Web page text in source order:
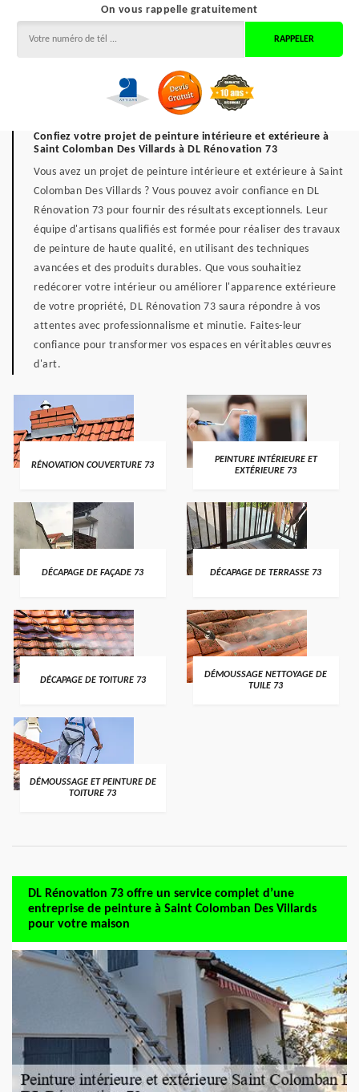
On vous rappelle gratuitement
Confiez votre projet de peinture intérieure et extérieure à
Saint Colomban Des Villards à DL Rénovation 73
Vous avez un projet de peinture intérieure et extérieure à Saint
Colomban Des Villards ? Vous pouvez avoir confiance en DL
Rénovation 73 pour fournir des résultats exceptionnels. Leur
équipe d'artisans qualifiés est formée pour réaliser des travaux
de peinture de haute qualité, en utilisant des techniques
avancées et des produits durables. Que vous souhaitiez
redécorer votre intérieur ou améliorer l'apparence extérieure
de votre propriété, DL Rénovation 73 saura répondre à vos
attentes avec professionnalisme et minutie. Faites-leur
confiance pour transformer vos espaces en véritables œuvres
d'art.
RÉNOVATION COUVERTURE 73
PEINTURE INTÉRIEURE ET
EXTÉRIEURE 73
DÉCAPAGE DE FAÇADE 73 DÉCAPAGE DE TERRASSE 73
DÉCAPAGE DE TOITURE 73
DÉMOUSSAGE NETTOYAGE DE
TUILE 73
DÉMOUSSAGE ET PEINTURE DE
TOITURE 73
DL Rénovation 73 offre un service complet d’une
entreprise de peinture à Saint Colomban Des Villards
pour votre maison